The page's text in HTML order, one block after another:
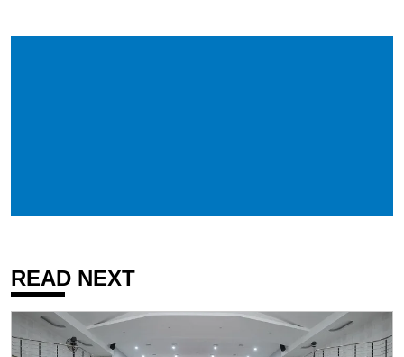
READ NEXT